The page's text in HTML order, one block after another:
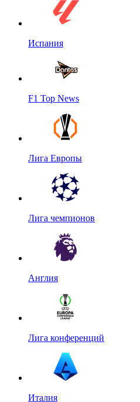
Испания
F1 Top News
Лига Европы
Лига чемпионов
Англия
Лига конференций
Италия